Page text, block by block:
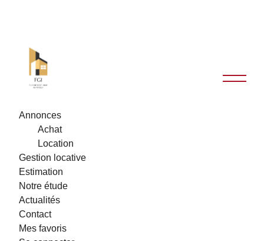
Annonces
Achat
Location
Gestion locative
Estimation
Notre étude
Actualités
Contact
Mes favoris